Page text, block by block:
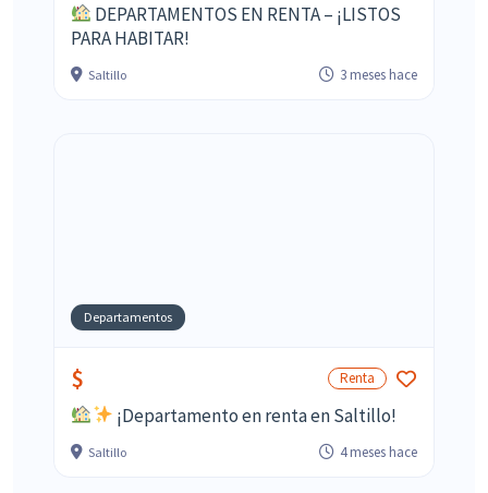
DEPARTAMENTOS EN RENTA – ¡LISTOS
PARA HABITAR!
Saltillo 3 meses hace
Departamentos
$ Renta
¡Departamento en renta en Saltillo!
Saltillo 4 meses hace